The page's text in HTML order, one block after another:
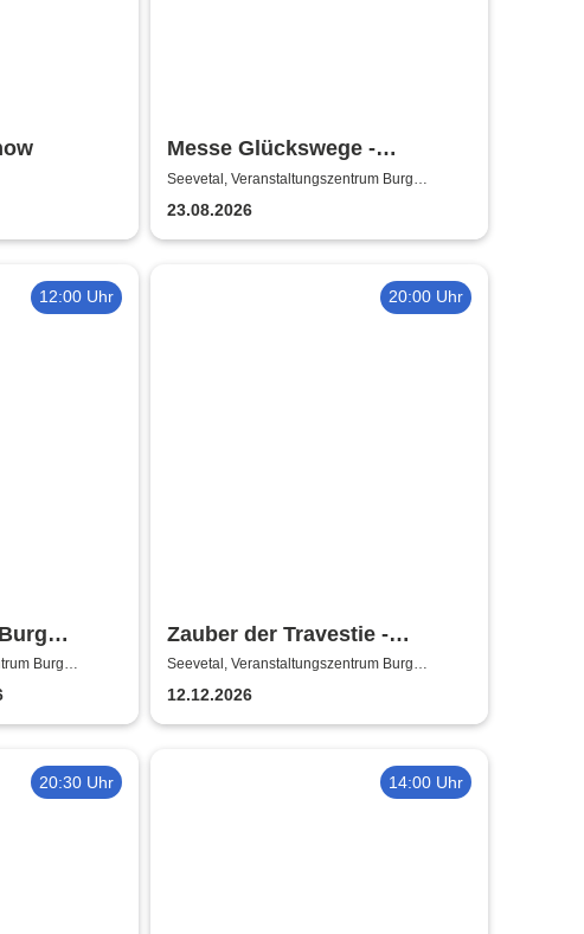
Messe Glückswege -
Gesundheitsmesse
Seevetal, Veranstaltungszentrum Burg
23.08.2026
12:00 Uhr
Burg
20:00 Uhr
Zauber der Travestie -
Fräulein Luise und ihr
Ensemble - das Original
Seevetal, Veranstaltungszentrum Burg
Seevetal
12.12.2026
20:30 Uhr 14:00 Uhr